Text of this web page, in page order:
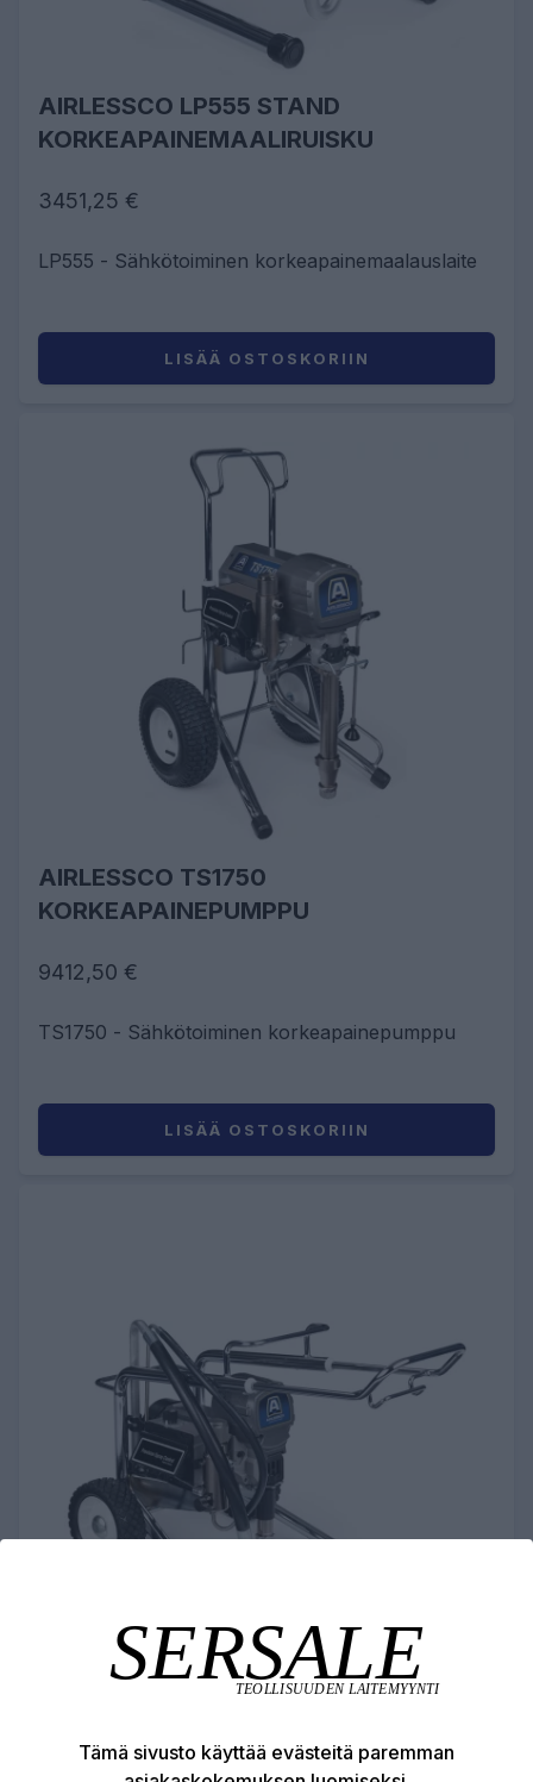
AIRLESSCO LP555 STAND
KORKEAPAINEMAALIRUISKU
3451,25 €
LP555 - Sähkötoiminen korkeapainemaalauslaite
LISÄÄ OSTOSKORIIN
AIRLESSCO TS1750
KORKEAPAINEPUMPPU
9412,50 €
TS1750 - Sähkötoiminen korkeapainepumppu
LISÄÄ OSTOSKORIIN
AIRLESSCO LP655 LO-BOY
KORKEAPAINEMAALIRUISKU
4220,44 €
Tämä sivusto käyttää evästeitä paremman